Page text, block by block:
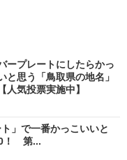
ープレートにしたらかっ
と思う「鳥取県の地名」
人気投票実施中】
」で一番かっこいいと
！ 第...